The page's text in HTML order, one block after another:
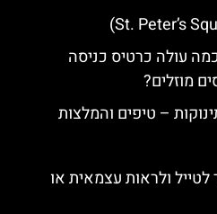
עולה כרטיס כניסה
מוזלים?
– טיפים והמלצות
ולראות עצמאית או